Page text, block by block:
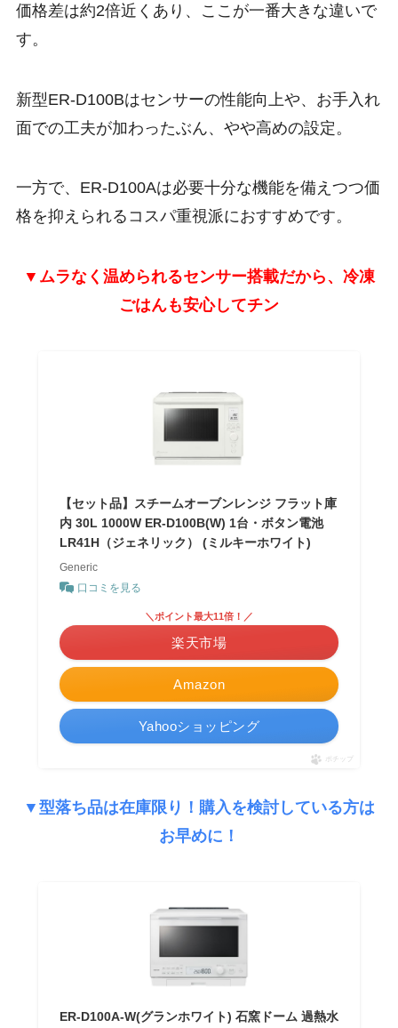
価格差は約2倍近くあり、ここが一番大きな違いで
す。
新型ER-D100Bはセンサーの性能向上や、お手入れ
面での工夫が加わったぶん、やや高めの設定。
一方で、ER-D100Aは必要十分な機能を備えつつ価
格を抑えられるコスパ重視派におすすめです。
▼ムラなく温められるセンサー搭載だから、冷凍
ごはんも安心してチン
【セット品】スチームオーブンレンジ フラット庫
内 30L 1000W ER-D100B(W) 1台・ボタン電池
LR41H（ジェネリック） (ミルキーホワイト)
Generic
口コミを見る
Amazon
＼ポイント最大11倍！／
楽天市場
Yahooショッピング
ポチップ
▼型落ち品は在庫限り！購入を検討している方は
お早めに！
ER-D100A-W(グランホワイト) 石窯ドーム 過熱水